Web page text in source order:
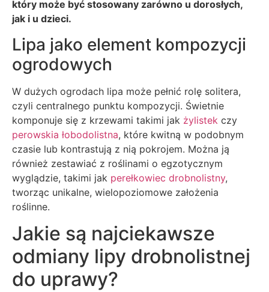
który może być stosowany zarówno u dorosłych,
jak i u dzieci.
Lipa jako element kompozycji
ogrodowych
W dużych ogrodach lipa może pełnić rolę solitera,
czyli centralnego punktu kompozycji. Świetnie
komponuje się z krzewami takimi jak żylistek czy
perowskia łobodolistna, które kwitną w podobnym
czasie lub kontrastują z nią pokrojem. Można ją
również zestawiać z roślinami o egzotycznym
wyglądzie, takimi jak perełkowiec drobnolistny,
tworząc unikalne, wielopoziomowe założenia
roślinne.
Jakie są najciekawsze
odmiany lipy drobnolistnej
do uprawy?